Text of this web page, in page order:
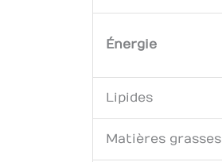
Énergie
Lipides
Matières grasses